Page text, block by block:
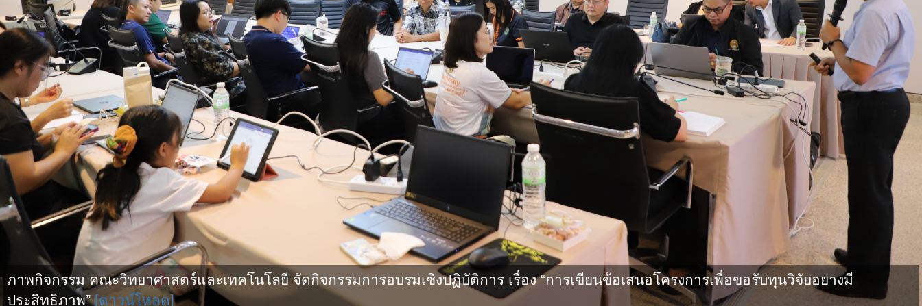
ภาพกิจกรรม คณะวิทยาศาสตร์และเทคโนโลยี จัดกิจกรรมการอบรมเชิงปฏิบัติการ เรื่อง “การเขียนข้อเสนอโครงการเพื่อขอรับทุนวิจัยอย่างมี
ประสิทธิภาพ” [ดาวน์โหลด]